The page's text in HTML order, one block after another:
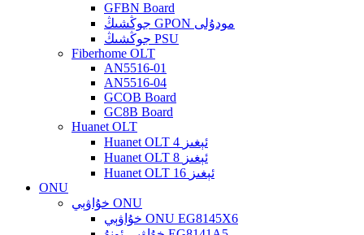
GFBN Board
جوڭشىڭ GPON مودۇلى
جوڭشىڭ PSU
Fiberhome OLT
AN5516-01
AN5516-04
GCOB Board
GC8B Board
Huanet OLT
Huanet OLT 4 ئېغىز
Huanet OLT 8 ئېغىز
Huanet OLT 16 ئېغىز
ONU
خۇاۋېي ONU
خۇاۋېي ONU EG8145X6